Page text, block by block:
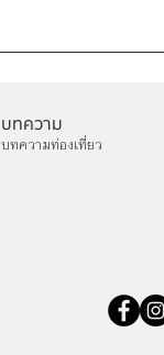
บทความ
บทความท่องเที่ยว